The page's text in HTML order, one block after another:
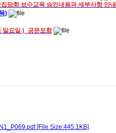
담회 보수교육 승인내용과 세부사항 안내
)
일요일 )_공문포함
[File Size:445.1KB]